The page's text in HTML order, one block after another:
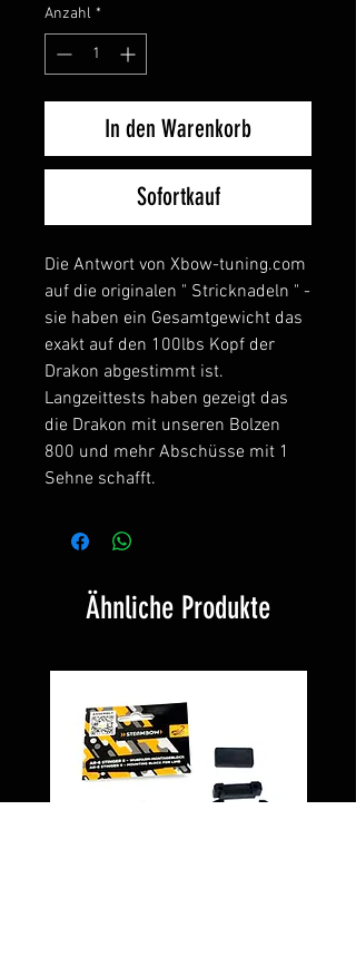
Anzahl *
In den Warenkorb
Sofortkauf
Die Antwort von Xbow-tuning.com
auf die originalen " Stricknadeln " -
sie haben ein Gesamtgewicht das
exakt auf den 100lbs Kopf der
Drakon abgestimmt ist.
Langzeittests haben gezeigt das
die Drakon mit unseren Bolzen
800 und mehr Abschüsse mit 1
Sehne schafft.
Ähnliche Produkte